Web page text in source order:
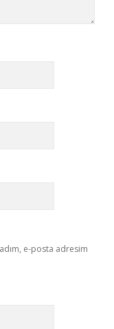
e-posta adresim